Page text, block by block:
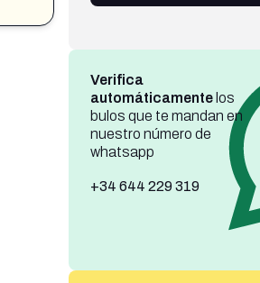
Verifica
automáticamentelos
bulos que te mandan en
nuestro número de
whatsapp
+34 644 229 319